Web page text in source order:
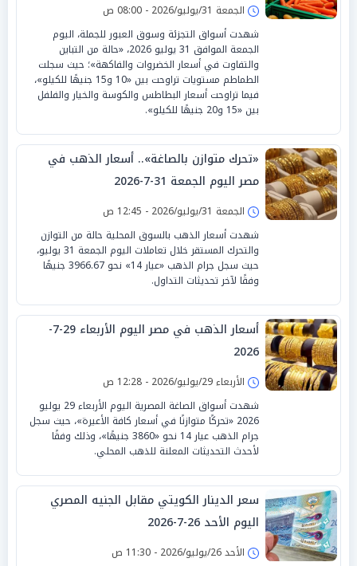
الجمعة 31/يوليو/2026 - 08:00 ص
شهدت أسواق التجزئة وسوق العبور للجملة، اليوم
الجمعة الموافق 31 يوليو 2026، «حالة من التباين
والتفاوت في أسعار الخضروات والفاكهة»؛ حيث سجلت
الطماطم مستويات تراوحت بين «10 و15 جنيهًا للكيلو»،
فيما تراوحت أسعار البطاطس والكوسة والخيار والفلفل
بين «15 و20 جنيهًا للكيلو».
«تحرك متوازن بالصاغة».. أسعار الذهب في
مصر اليوم الجمعة 31-7-2026
الجمعة 31/يوليو/2026 - 12:45 ص
شهدت أسعار الذهب بالسوق المحلية حالة من التوازن
والتحرك المستقر خلال تعاملات اليوم الجمعة 31 يوليو،
حيث سجل جرام الذهب «عيار 14» نحو 3966.67 جنيهًا
وفقًا لآخر تحديثات التداول.
أسعار الذهب في مصر اليوم الأربعاء 29-7-
2026
الأربعاء 29/يوليو/2026 - 12:28 ص
شهدت أسواق الصاغة المصرية اليوم الأربعاء 29 يوليو
2026 «تحركًا متوازنًا في أسعار كافة الأعيرة»، حيث سجل
جرام الذهب عيار 14 نحو «3860 جنيهًا»، وذلك وفقًا
لأحدث التحديثات المعلنة للذهب المحلي.
سعر الدينار الكويتي مقابل الجنيه المصري
اليوم الأحد 26-7-2026
الأحد 26/يوليو/2026 - 11:30 ص